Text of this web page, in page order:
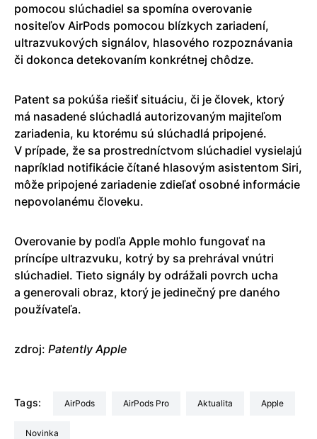
pomocou slúchadiel sa spomína overovanie
nositeľov AirPods pomocou blízkych zariadení,
ultrazvukových signálov, hlasového rozpoznávania
či dokonca detekovaním konkrétnej chôdze.
Patent sa pokúša riešiť situáciu, či je človek, ktorý
má nasadené slúchadlá autorizovaným majiteľom
zariadenia, ku ktorému sú slúchadlá pripojené.
V prípade, že sa prostredníctvom slúchadiel vysielajú
napríklad notifikácie čítané hlasovým asistentom Siri,
môže pripojené zariadenie zdieľať osobné informácie
nepovolanému človeku.
Overovanie by podľa Apple mohlo fungovať na
príncípe ultrazvuku, kotrý by sa prehrával vnútri
slúchadiel. Tieto signály by odrážali povrch ucha
a generovali obraz, ktorý je jedinečný pre daného
používateľa.
zdroj: Patently Apple
Tags: AirPods AirPods Pro aktualita Apple
Novinka